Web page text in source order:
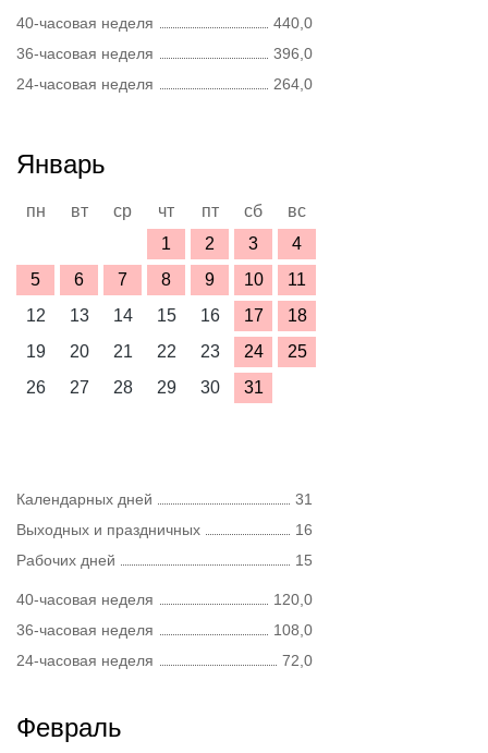
40-часовая неделя
440,0
36-часовая неделя
396,0
24-часовая неделя
264,0
Январь
пн вт ср чт пт сб
вс
1
2 3
4
5
6 7 8 9 10
11
12
13 14 15 16 17
18
19
20 21 22 23 24
25
26
27 28 29 30 31
Календарных дней
31
Выходных и праздничных
16
Рабочих дней
15
40-часовая неделя
120,0
36-часовая неделя
108,0
24-часовая неделя
72,0
Февраль